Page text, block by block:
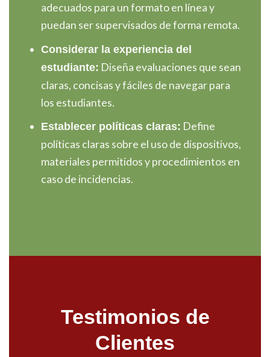
adecuados para un formato en línea y
puedan ser supervisados de forma remota.
Considerar la experiencia del
estudiante: Diseña evaluaciones que sean
claras, concisas y fáciles de navegar para
los estudiantes.
Establecer políticas claras: Define
políticas claras sobre el uso de dispositivos,
materiales permitidos y procedimientos en
caso de incidencias.
Testimonios de
Clientes